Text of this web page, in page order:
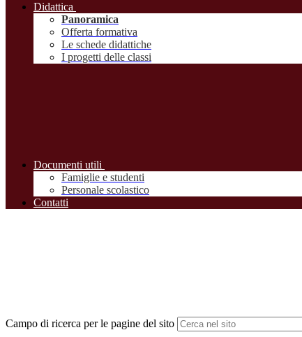
Didattica
Panoramica
Offerta formativa
Le schede didattiche
I progetti delle classi
Documenti utili
Famiglie e studenti
Personale scolastico
Contatti
Campo di ricerca per le pagine del sito